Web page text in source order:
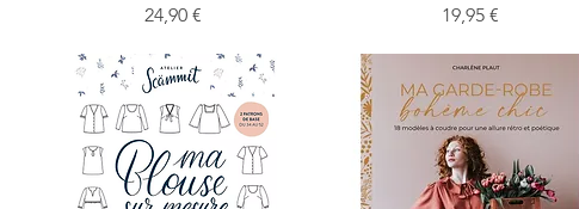
Prix
24,90 € Prix
19,95 €